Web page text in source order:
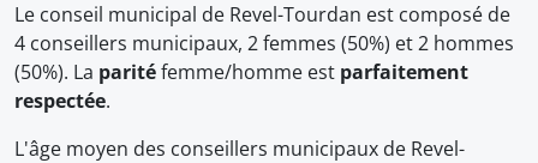
Le conseil municipal de Revel-Tourdan est composé de
4 conseillers municipaux, 2 femmes (50%) et 2 hommes
(50%). La paritéfemme/homme est parfaitement
respectée.
L'âge moyen des conseillers municipaux de Revel-